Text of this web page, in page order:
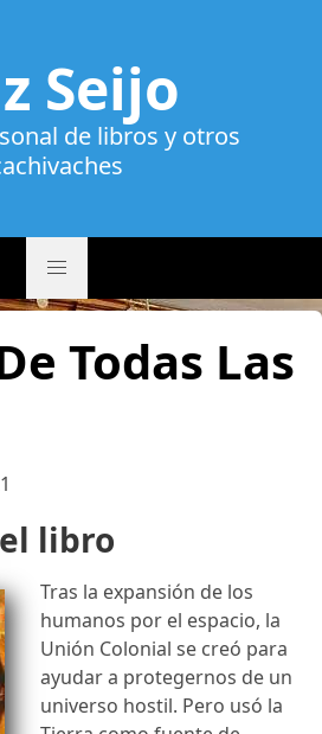
Seijo
de libros y otros
Todas Las
libro
Tras la expansión de los
humanos por el espacio, la
Unión Colonial se creó para
ayudar a protegernos de un
universo hostil. Pero usó la